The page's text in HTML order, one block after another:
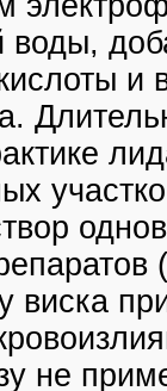
и
виска
не